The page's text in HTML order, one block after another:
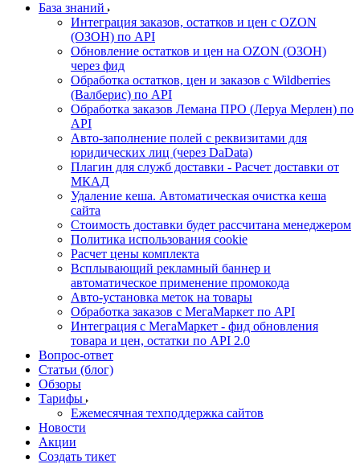
База знаний
Интеграция заказов, остатков и цен с OZON
(ОЗОН) по API
Обновление остатков и цен на OZON (ОЗОН)
через фид
Обработка остатков, цен и заказов с Wildberries
(Валберис) по API
Обработка заказов Лемана ПРО (Леруа Мерлен) по
API
Авто-заполнение полей с реквизитами для
юридических лиц (через DaData)
Плагин для служб доставки - Расчет доставки от
МКАД
Удаление кеша. Автоматическая очистка кеша
сайта
Стоимость доставки будет рассчитана менеджером
Политика использования cookie
Расчет цены комплекта
Всплывающий рекламный баннер и
автоматическое применение промокода
Авто-установка меток на товары
Обработка заказов с МегаМаркет по API
Интеграция с МегаМаркет - фид обновления
товара и цен, остатки по API 2.0
Вопрос-ответ
Статьи (блог)
Обзоры
Тарифы
Ежемесячная техподдержка сайтов
Новости
Акции
Создать тикет